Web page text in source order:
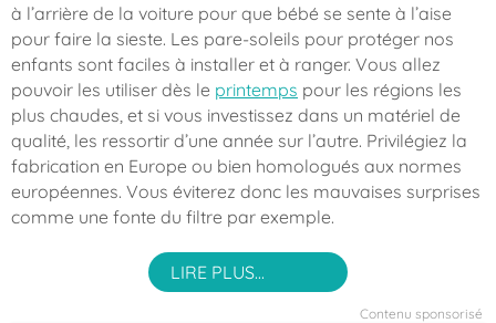
à l’arrière de la voiture pour que bébé se sente à l’aise
pour faire la sieste. Les pare-soleils pour protéger nos
enfants sont faciles à installer et à ranger. Vous allez
pouvoir les utiliser dès le printemps pour les régions les
plus chaudes, et si vous investissez dans un matériel de
qualité, les ressortir d’une année sur l’autre. Privilégiez la
fabrication en Europe ou bien homologués aux normes
européennes. Vous éviterez donc les mauvaises surprises
comme une fonte du filtre par exemple.
Contenu sponsorisé